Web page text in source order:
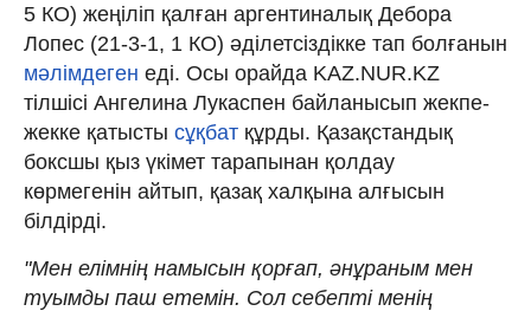
5 КО) жеңіліп қалған аргентиналық Дебора
Лопес (21-3-1, 1 КО) әділетсіздікке тап болғанын
мәлімдеген еді. Осы орайда KAZ.NUR.KZ
тілшісі Ангелина Лукаспен байланысып жекпе-
жекке қатысты сұқбат құрды. Қазақстандық
боксшы қыз үкімет тарапынан қолдау
көрмегенін айтып, қазақ халқына алғысын
білдірді.
"Мен елімнің намысын қорғап, әнұраным мен
туымды паш етемін. Сол себепті менің